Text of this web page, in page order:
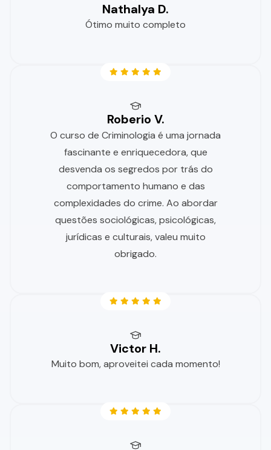
Nathalya D.
Ótimo muito completo
Roberio V.
O curso de Criminologia é uma jornada
fascinante e enriquecedora, que
desvenda os segredos por trás do
comportamento humano e das
complexidades do crime. Ao abordar
questões sociológicas, psicológicas,
jurídicas e culturais, valeu muito
obrigado.
Victor H.
Muito bom, aproveitei cada momento!